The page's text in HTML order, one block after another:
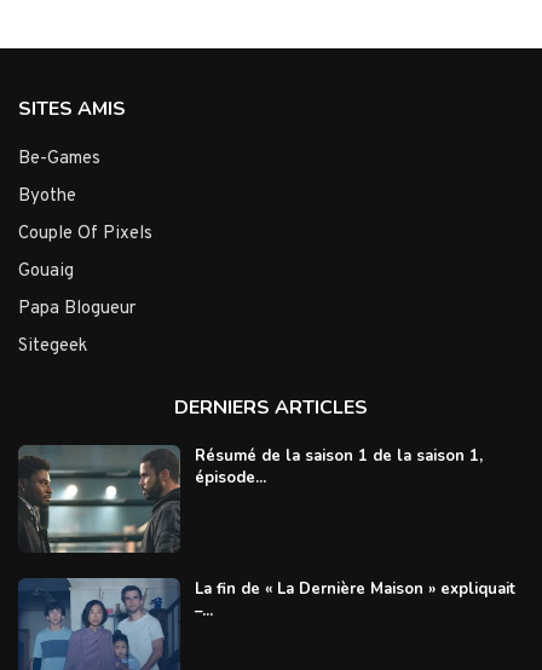
SITES AMIS
Be-Games
Byothe
Couple Of Pixels
Gouaig
Papa Blogueur
Sitegeek
DERNIERS ARTICLES
Résumé de la saison 1 de la saison 1,
épisode...
La fin de « La Dernière Maison » expliquait
–...